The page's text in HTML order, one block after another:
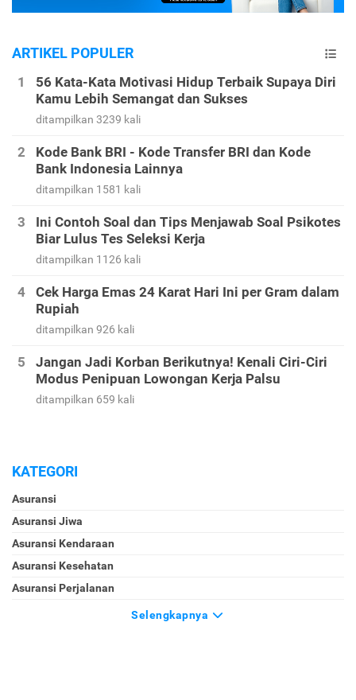
ARTIKEL POPULER
56 Kata-Kata Motivasi Hidup Terbaik Supaya Diri
Kamu Lebih Semangat dan Sukses
ditampilkan 3239 kali
Kode Bank BRI - Kode Transfer BRI dan Kode
Bank Indonesia Lainnya
ditampilkan 1581 kali
Ini Contoh Soal dan Tips Menjawab Soal Psikotes
Biar Lulus Tes Seleksi Kerja
ditampilkan 1126 kali
Cek Harga Emas 24 Karat Hari Ini per Gram dalam
Rupiah
ditampilkan 926 kali
Jangan Jadi Korban Berikutnya! Kenali Ciri-Ciri
Modus Penipuan Lowongan Kerja Palsu
ditampilkan 659 kali
KATEGORI
Asuransi
Asuransi Jiwa
Asuransi Kendaraan
Asuransi Kesehatan
Asuransi Perjalanan
Selengkapnya